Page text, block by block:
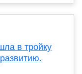
в тройку